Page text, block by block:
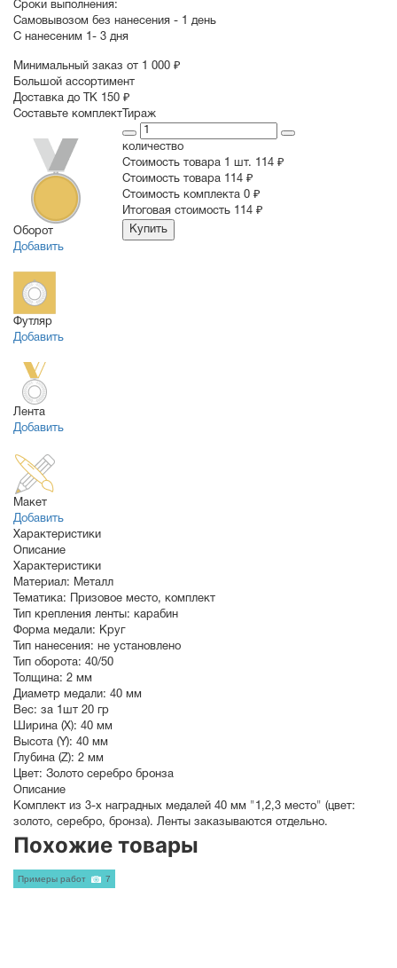
Сроки выполнения:
Самовывозом без нанесения -
1 день
С нанесеним
1- 3 дня
Минимальный заказ от 1 000 ₽
Большой ассортимент
Доставка до ТК 150 ₽
Составьте комплект
Оборот
Добавить
Футляр
Добавить
Лента
Добавить
Макет
Добавить
Тираж
количество
Стоимость товара 1 шт.
114 ₽
Cтоимость товара
114 ₽
Стоимость комплекта 0 ₽
Итоговая стоимость
114 ₽
Купить
Характеристики
Описание
Характеристики
Материал: Металл
Тематика:
Призовое место, комплект
Тип крепления ленты: карабин
Форма медали: Круг
Тип нанесения: не установлено
Тип оборота: 40/50
Толщина: 2 мм
Диаметр медали: 40 мм
Вес: за 1шт 20 гр
Ширина (X): 40 мм
Высота (Y): 40 мм
Глубина (Z): 2 мм
Цвет: Золото серебро бронза
Описание
Комплект из 3-х наградных медалей 40 мм "1,2,3 место" (цвет:
золото, серебро, бронза). Ленты заказываются отдельно.
Похожие товары
Примеры работ 7